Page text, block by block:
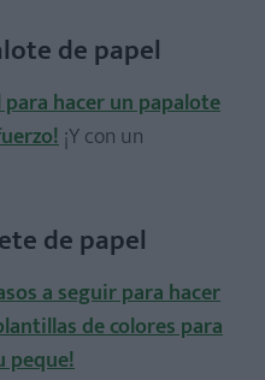
de papel
hacer un papalote
¡Y con un
de papel
a seguir para hacer
de colores para
peque!